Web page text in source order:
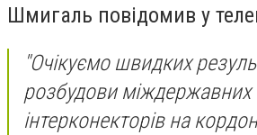
Шмигаль повідомив у
"Очікуємо швидких
розбудови міждержавних
інтерконекторів на